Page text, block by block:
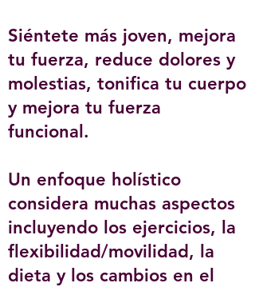
Siéntete más joven, mejora
tu fuerza, reduce dolores y
molestias, tonifica tu cuerpo
y mejora tu fuerza
funcional.
Un enfoque holístico
considera muchas aspectos
incluyendo los ejercicios, la
flexibilidad/movilidad, la
dieta y los cambios en el